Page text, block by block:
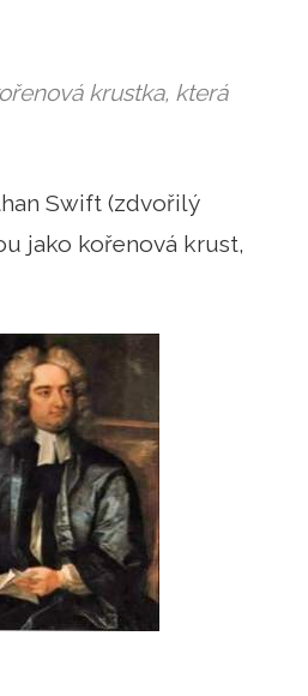
krustka, která
Swift (zdvořilý
jako kořenová krust,